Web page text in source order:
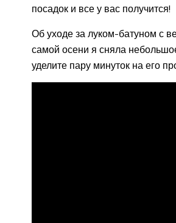
посадок и все у вас получится!
Об уходе за луком-батуном с
самой осени я сняла
уделите пару минуток на его